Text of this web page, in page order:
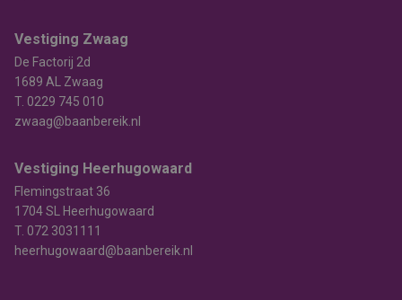
Vestiging Zwaag
De Factorij 2d
1689 AL Zwaag
T. 0229 745 010
zwaag@baanbereik.nl
Vestiging Heerhugowaard
Flemingstraat 36
1704 SL Heerhugowaard
T. 072 3031111
heerhugowaard@baanbereik.nl